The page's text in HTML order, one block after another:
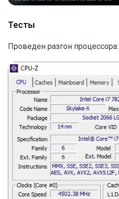
Тесты
Проведен разгон процессора: